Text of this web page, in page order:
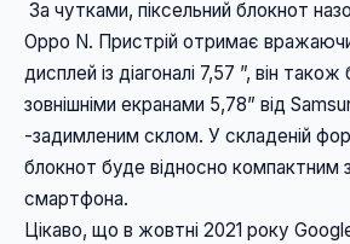
Oppo N. Пристрій отримає
дисплей із діагоналі 7,57 ”, він
зовнішніми екранами 5,78” від
-задимленим склом. У складеній
блокнот буде відносно компактним
смартфона.
Цікаво, що в жовтні 2021 року